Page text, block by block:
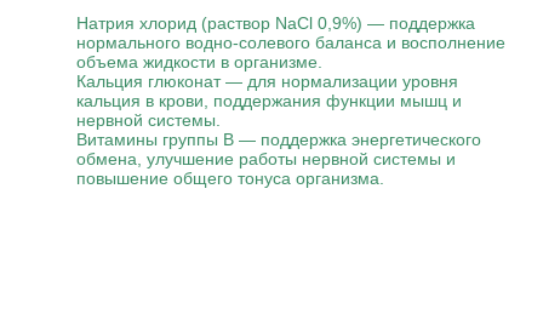
Натрия хлорид (раствор NaCl 0,9%) — поддержка
нормального водно-солевого баланса и восполнение
объема жидкости в организме.
Кальция глюконат — для нормализации уровня
кальция в крови, поддержания функции мышц и
нервной системы.
Витамины группы B — поддержка энергетического
обмена, улучшение работы нервной системы и
повышение общего тонуса организма.